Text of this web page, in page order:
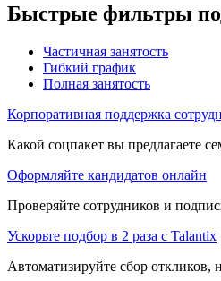
Быстрые фильтры
Частичная занятость
Гибкий график
Полная занятость
Корпоративная поддержка
Какой соцпакет вы предлагаете
Оформляйте кандидатов онлайн
Проверяйте сотрудников и
Ускорьте подбор в 2 раза с Talantix
Автоматизируйте сбор откликов,